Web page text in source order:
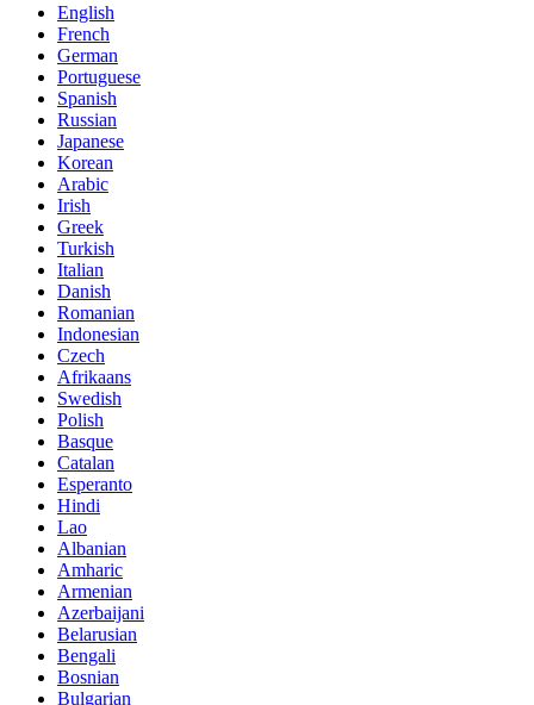
English
French
German
Portuguese
Spanish
Russian
Japanese
Korean
Arabic
Irish
Greek
Turkish
Italian
Danish
Romanian
Indonesian
Czech
Afrikaans
Swedish
Polish
Basque
Catalan
Esperanto
Hindi
Lao
Albanian
Amharic
Armenian
Azerbaijani
Belarusian
Bengali
Bosnian
Bulgarian